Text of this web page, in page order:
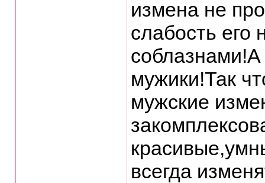
измена не
слабость его
мужики!Так
мужские
всегда